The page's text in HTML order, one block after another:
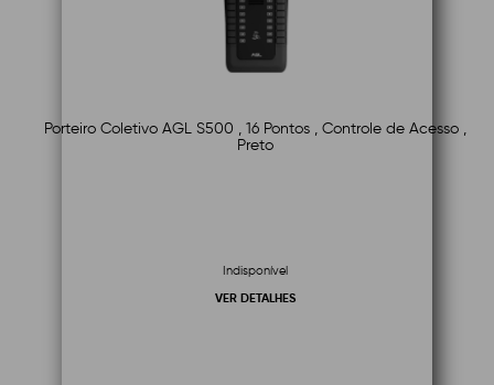
Porteiro Coletivo AGL S500 , 16 Pontos , Controle de Acesso ,
Preto
Indisponível
VER DETALHES